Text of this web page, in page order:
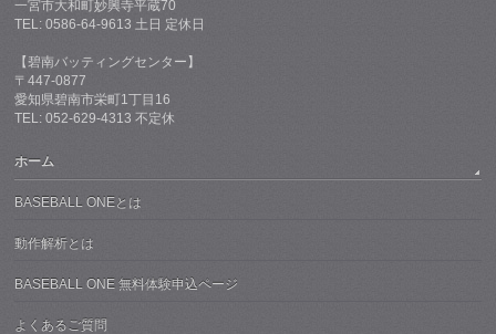
一宮市大和町妙興寺平蔵70
TEL: 0586-64-9613 土日 定休日
【碧南バッティングセンター】
〒447-0877
愛知県碧南市栄町1丁目16
TEL: 052-629-4313 不定休
ホーム
BASEBALL ONEとは
動作解析とは
BASEBALL ONE 無料体験申込ページ
よくあるご質問